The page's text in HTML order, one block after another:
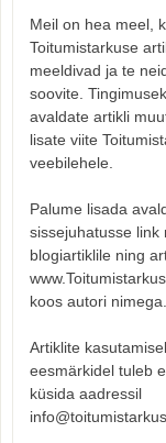
Meil on hea meel,
Toitumistarkuse
meeldivad ja te
soovite.
avaldate artikli
lisate viite
veebilehele.
Palume lisada
sissejuhatusse link
blogiartiklile ning
koos autori
Artiklite
eesmärkidel tuleb
küsida aadressil